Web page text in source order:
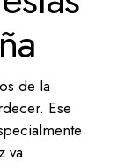
de la
Ese
va